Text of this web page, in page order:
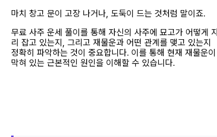
마치 창고 문이 고장 나거나, 도둑이 드는 것처럼 말이죠.
무료 사주 운세 풀이를 통해 자신의 사주에 묘고가 어떻게
리 잡고 있는지, 그리고 재물운과 어떤 관계를 맺고 있는지
정확히 파악하는 것이 중요합니다. 이를 통해 현재 재물운이
막혀 있는 근본적인 원인을 이해할 수 있습니다.